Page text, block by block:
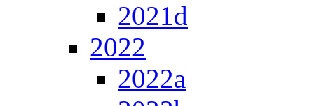
2021d
2022
2022a